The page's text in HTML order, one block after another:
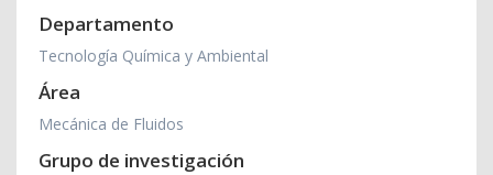
Departamento
Tecnología Química y Ambiental
Área
Mecánica de Fluidos
Grupo de investigación